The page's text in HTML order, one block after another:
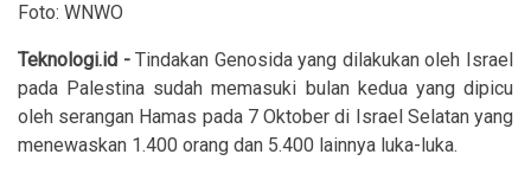
Foto: WNWO
Teknologi.id -Tindakan Genosida yang dilakukan oleh Israel
pada Palestina sudah memasuki bulan kedua yang dipicu
oleh serangan Hamas pada 7 Oktober di Israel Selatan yang
menewaskan 1.400 orang dan 5.400 lainnya luka-luka.